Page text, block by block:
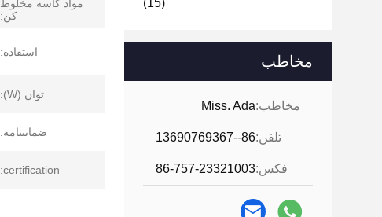
(15)
مخاطب
مخاطب:Miss. Ada
تلفن:86--13690769367
فکس:86-757-23321003
مواد کاسه مخلوط
کن:
استفاده:
توان (W):
ضمانتنامه:
certification: